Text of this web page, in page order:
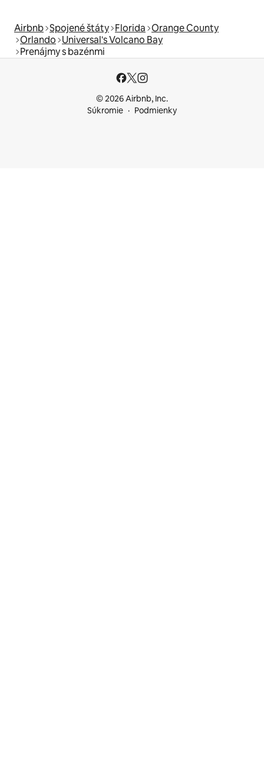
Airbnb Spojené štáty Florida Orange County
Orlando Universal's Volcano Bay
Prenájmy s bazénmi
© 2026 Airbnb, Inc.
Súkromie
Podmienky